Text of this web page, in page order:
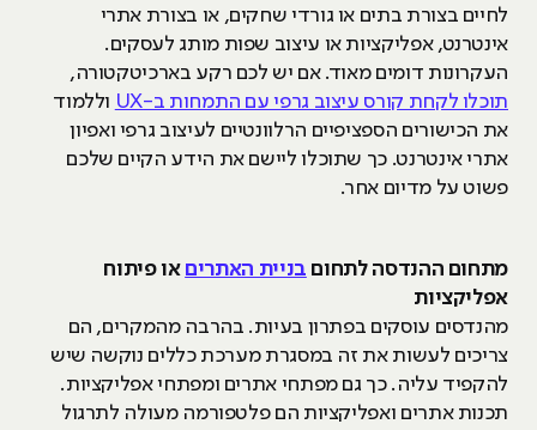
לחיים בצורת בתים או גורדי שחקים, או בצורת אתרי
אינטרנט, אפליקציות או עיצוב שפות מותג לעסקים.
העקרונות דומים מאוד. אם יש לכם רקע בארכיטקטורה,
תוכלו לקחת קורס עיצוב גרפי עם התמחות ב-UX
וללמוד
את הכישורים הספציפיים הרלוונטיים לעיצוב גרפי ואפיון
אתרי אינטרנט. כך שתוכלו ליישם את הידע הקיים שלכם
פשוט על מדיום אחר.
מתחום ההנדסה לתחום בניית האתרים או פיתוח
אפליקציות
מהנדסים עוסקים בפתרון בעיות. בהרבה מהמקרים, הם
צריכים לעשות את זה במסגרת מערכת כללים נוקשה שיש
להקפיד עליה. כך גם מפתחי אתרים ומפתחי אפליקציות.
תכנות אתרים ואפליקציות הם פלטפורמה מעולה לתרגול